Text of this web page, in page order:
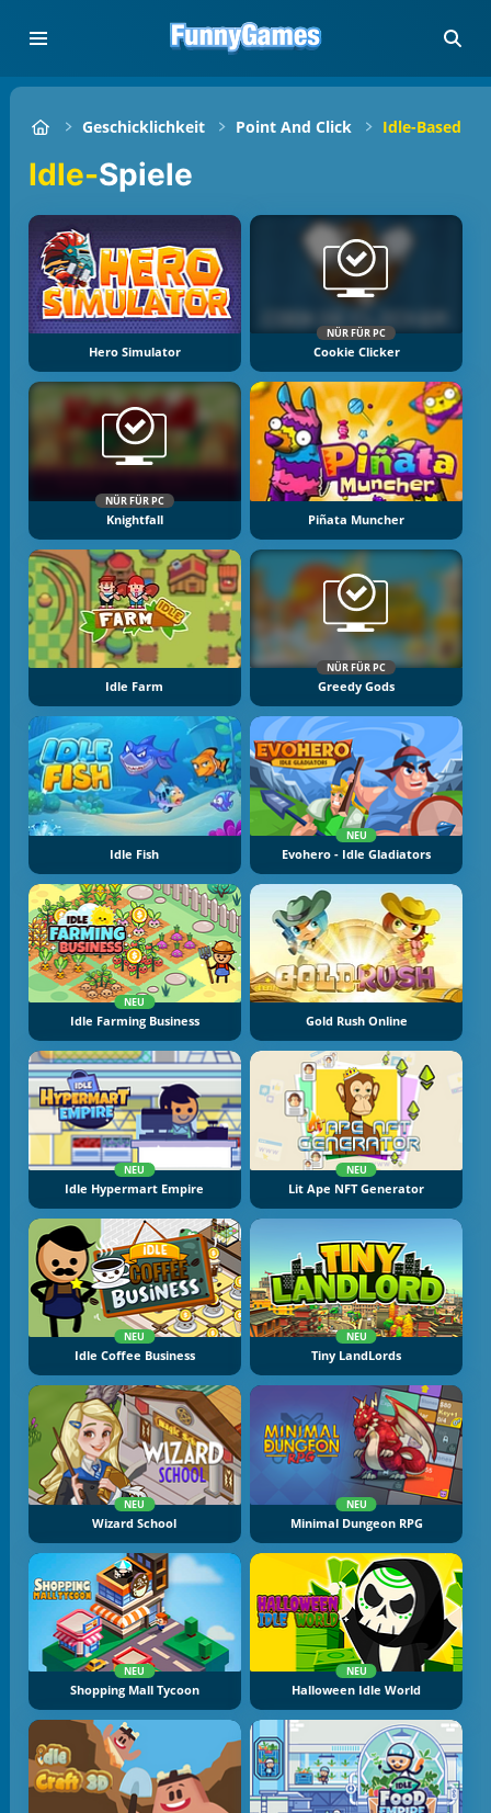
Geschicklichkeit Point And Click Idle-Based
Idle-Spiele
Hero Simulator
NÜR FÜR PC
Cookie Clicker
NÜR FÜR PC
Knightfall Piñata Muncher
Idle Farm
NÜR FÜR PC
Greedy Gods
Idle Fish
NEU
Evohero - Idle Gladiators
NEU
Idle Farming Business Gold Rush Online
NEU
Idle Hypermart Empire
NEU
Lit Ape NFT Generator
NEU
Idle Coffee Business
NEU
Tiny LandLords
NEU
Wizard School
NEU
Minimal Dungeon RPG
NEU
Shopping Mall Tycoon
NEU
Halloween Idle World